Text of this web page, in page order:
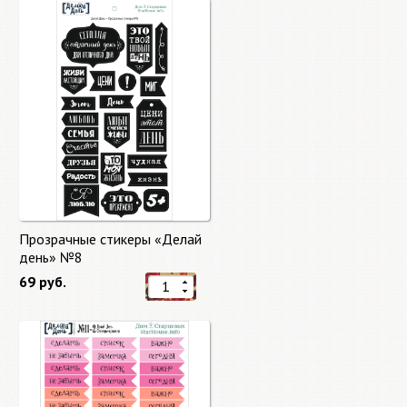
Прозрачные стикеры «Делай
день» №8
69 руб.